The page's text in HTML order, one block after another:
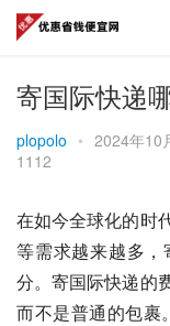
寄国际快递
plopolo • 2024年10
1112
在如今全球化的时
等需求越来越多
分。寄国际快递的
而不是普通的包裹